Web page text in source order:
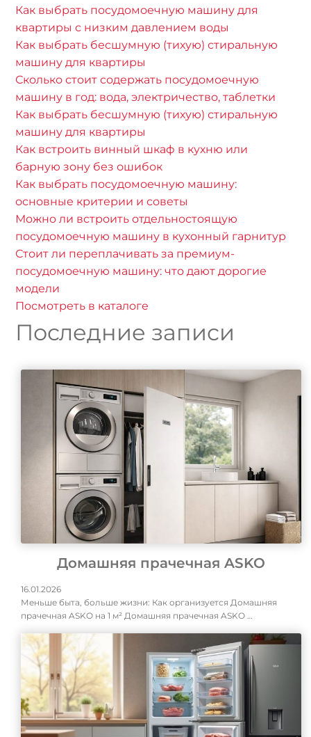
Как выбрать посудомоечную машину для
квартиры с низким давлением воды
Как выбрать бесшумную (тихую) стиральную
машину для квартиры
Сколько стоит содержать посудомоечную
машину в год: вода, электричество, таблетки
Как выбрать бесшумную (тихую) стиральную
машину для квартиры
Как встроить винный шкаф в кухню или
барную зону без ошибок
Как выбрать посудомоечную машину:
основные критерии и советы
Можно ли встроить отдельностоящую
посудомоечную машину в кухонный гарнитур
Стоит ли переплачивать за премиум-
посудомоечную машину: что дают дорогие
модели
Посмотреть в каталоге
Последние записи
Домашняя прачечная ASKO
16.01.2026
Меньше быта, больше жизни: Как организуется Домашняя
прачечная ASKO на 1 м² Домашняя прачечная ASKO …